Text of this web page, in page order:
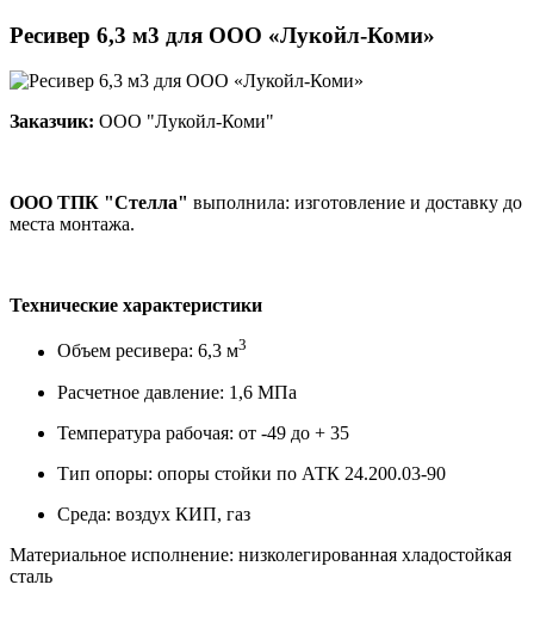
Ресивер 6,3 м3 для ООО «Лукойл-Коми»
Заказчик: ООО "Лукойл-Коми"
ООО ТПК "Стелла" выполнила: изготовление и доставку до
места монтажа.
Технические характеристики
Объем ресивера: 6,3 м3
Расчетное давление: 1,6 МПа
Температура рабочая: от -49 до + 35
Тип опоры: опоры стойки по АТК 24.200.03-90
Среда: воздух КИП, газ
Материальное исполнение: низколегированная хладостойкая
сталь